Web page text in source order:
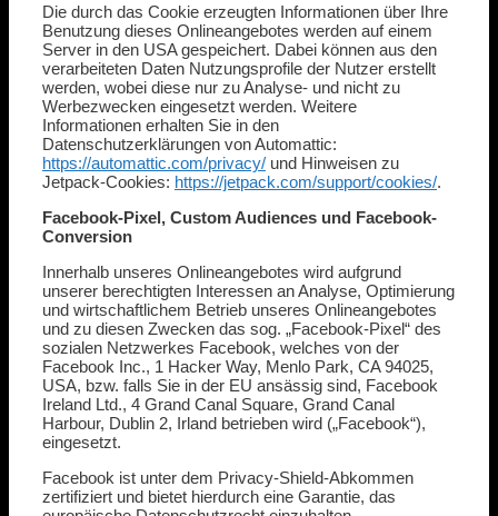
Die durch das Cookie erzeugten Informationen über Ihre
Benutzung dieses Onlineangebotes werden auf einem
Server in den USA gespeichert. Dabei können aus den
verarbeiteten Daten Nutzungsprofile der Nutzer erstellt
werden, wobei diese nur zu Analyse- und nicht zu
Werbezwecken eingesetzt werden. Weitere
Informationen erhalten Sie in den
Datenschutzerklärungen von Automattic:
https://automattic.com/privacy/ und Hinweisen zu
Jetpack-Cookies: https://jetpack.com/support/cookies/.
Facebook-Pixel, Custom Audiences und Facebook-
Conversion
Innerhalb unseres Onlineangebotes wird aufgrund
unserer berechtigten Interessen an Analyse, Optimierung
und wirtschaftlichem Betrieb unseres Onlineangebotes
und zu diesen Zwecken das sog. „Facebook-Pixel“ des
sozialen Netzwerkes Facebook, welches von der
Facebook Inc., 1 Hacker Way, Menlo Park, CA 94025,
USA, bzw. falls Sie in der EU ansässig sind, Facebook
Ireland Ltd., 4 Grand Canal Square, Grand Canal
Harbour, Dublin 2, Irland betrieben wird („Facebook“),
eingesetzt.
Facebook ist unter dem Privacy-Shield-Abkommen
zertifiziert und bietet hierdurch eine Garantie, das